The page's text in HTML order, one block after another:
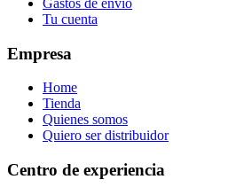
Gastos de envío
Tu cuenta
Empresa
Home
Tienda
Quienes somos
Quiero ser distribuidor
Centro de experiencia